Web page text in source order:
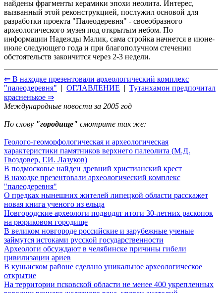
найдены фрагменты керамики эпохи неолита. Интерес,
вызванный этой реконструкцией, послужил основой для
разработки проекта "Палеодеревня" - своеобразного
археологического музея под открытым небом. По
информации Надежды Малик, сама стройка начнется в июне-
июле следующего года и при благополучном стечении
обстоятельств закончится через 2-3 недели.
⇐ В находке презентовали археологический комплекс
"палеодеревня" | ОГЛАВЛЕНИЕ | Тутанхамон предпочитал
красненькое ⇒
Международные новости за 2005 год
По слову "городище" смотрите так же:
Геолого-геоморфологическая и археологическая
характеристики памятников верхнего палеолита (М.Д.
Гвоздовер, Г.И. Лазуков)
В подмосковье найден древний христианский крест
В находке презентовали археологический комплекс
"палеодеревня"
О предках нынешних жителей липецкой области расскажет
новая книга ученого из ельца
Новгородские археологи подводят итоги 30-летних раскопок
на рюриковом городище
В великом новгороде российские и зарубежные ученые
займутся истоками русской государственности
Археологи обсуждают в челябинске причины гибели
цивилизации ариев
В куньиском районе сделано уникальное археологическое
открытие
На территории псковской области не менее 400 укрепленных